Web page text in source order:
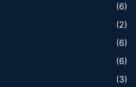
(6)
(2)
(6)
(6)
(3)